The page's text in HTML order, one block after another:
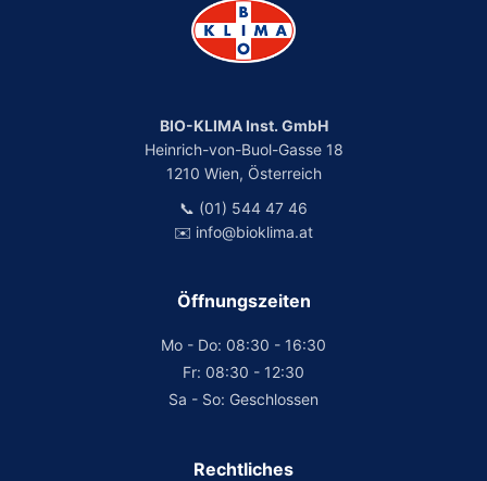
BIO-KLIMA Inst. GmbH
Heinrich-von-Buol-Gasse 18
1210 Wien, Österreich
📞 (01) 544 47 46
✉️ info@bioklima.at
Öffnungszeiten
Mo - Do: 08:30 - 16:30
Fr: 08:30 - 12:30
Sa - So: Geschlossen
Rechtliches